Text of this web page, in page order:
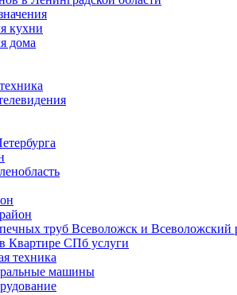
кухни
дома
труб Всеволожск и Всеволожский
Квартире СПб услуги
техника
машины